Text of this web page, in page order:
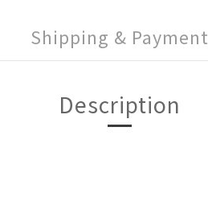
Shipping & Payment
Description